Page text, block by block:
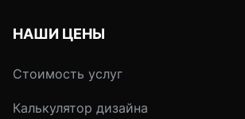
НАШИ ЦЕНЫ
Стоимость услуг
Калькулятор дизайна